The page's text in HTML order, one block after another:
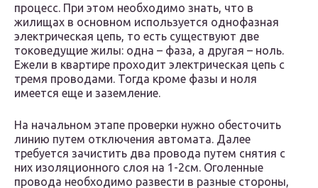
процесс. При этом необходимо знать, что в
жилищах в основном используется однофазная
электрическая цепь, то есть существуют две
токоведущие жилы: одна – фаза, а другая – ноль.
Ежели в квартире проходит электрическая цепь с
тремя проводами. Тогда кроме фазы и ноля
имеется еще и заземление.
На начальном этапе проверки нужно обесточить
линию путем отключения автомата. Далее
требуется зачистить два провода путем снятия с
них изоляционного слоя на 1-2см. Оголенные
провода необходимо развести в разные стороны,